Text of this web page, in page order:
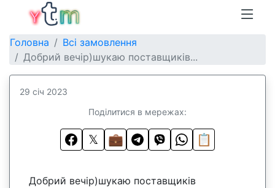
Головна
Всі замовлення
Добрий вечір)шукаю поставщиків...
29 січ 2023
Поділитися в мережах:
𝕏 💼 📋
Добрий вечір)шукаю поставщиків